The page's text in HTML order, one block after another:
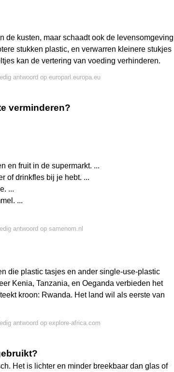
de kusten, maar schaadt ook de levensomgeving
stukken plastic, en verwarren kleinere stukjes
kan de vertering van voeding verhinderen.
antwoord op europarl.europa.eu
verminderen?
en fruit in de supermarkt. ...
of drinkfles bij je hebt. ...
...
...
antwoord op samenom.nl
die plastic tasjes en ander single-use-plastic
Kenia, Tanzania, en Oeganda verbieden het
kroon: Rwanda. Het land wil als eerste van
antwoord op explore-africa.com
Het is lichter en minder breekbaar dan glas of